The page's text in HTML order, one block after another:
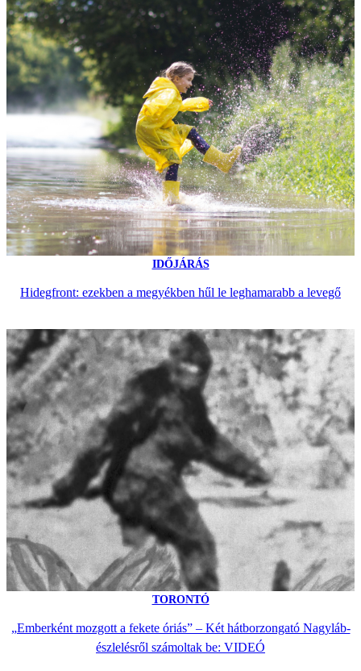
IDŐJÁRÁS
Hidegfront: ezekben a megyékben hűl le leghamarabb a levegő
TORONTÓ
„Emberként mozgott a fekete óriás” – Két hátborzongató Nagyláb-
észlelésről számoltak be: VIDEÓ